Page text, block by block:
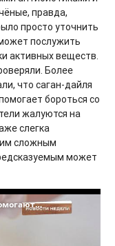
правда,
просто уточнить
послужить
активных веществ.
Более
что саган-дайля
бороться со
жалуются на
слегка
сложным
может